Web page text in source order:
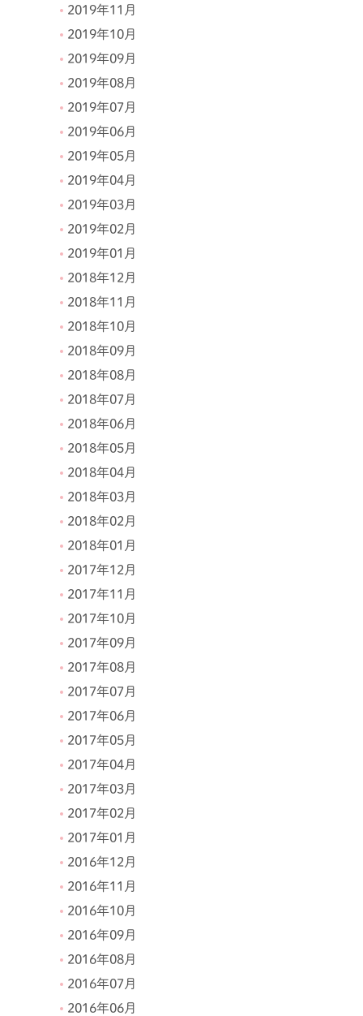
2019年11月
2019年10月
2019年09月
2019年08月
2019年07月
2019年06月
2019年05月
2019年04月
2019年03月
2019年02月
2019年01月
2018年12月
2018年11月
2018年10月
2018年09月
2018年08月
2018年07月
2018年06月
2018年05月
2018年04月
2018年03月
2018年02月
2018年01月
2017年12月
2017年11月
2017年10月
2017年09月
2017年08月
2017年07月
2017年06月
2017年05月
2017年04月
2017年03月
2017年02月
2017年01月
2016年12月
2016年11月
2016年10月
2016年09月
2016年08月
2016年07月
2016年06月